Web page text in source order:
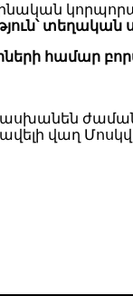
տեղական
համար
վաղ